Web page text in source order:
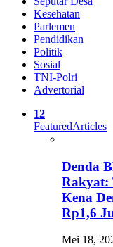
Kesehatan
Parlemen
Pendidikan
Politik
Sosial
TNI-Polri
Advertorial
12
FeaturedArticles
Denda
Rakyat:
Kena
Rp1,6
Mei 18,